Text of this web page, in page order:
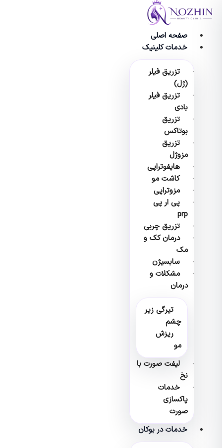
پرش
صفحه اصلی
خدمات کلینیک
تزریق فیلر
(ژل)
تزریق فیلر
بادی
تزریق
بوتاکس
تزریق
مزوژل
هایفوتراپی
کاشت مو
مزوتراپی
پی ار پی
prp
تزریق چربی
درمان کک و
مک
سابسیژن
مشکلات و
درمان
تیرگی زیر
چشم
ریزش
مو
لیفت صورت با
نخ
خدمات
پاکسازی
صورت
خدمات در بوکان